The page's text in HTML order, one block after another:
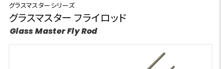
グラスマスターシリーズ
グラスマスター フライロッド
Glass Master Fly Rod